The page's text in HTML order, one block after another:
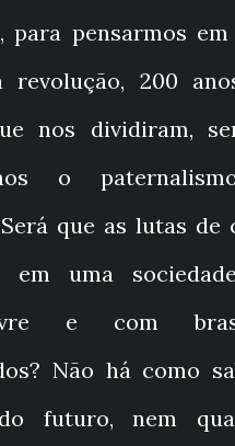
para pensarmos em
revolução, 200
nos dividiram,
o
que as lutas de
em uma
e com
Não há como
futuro, nem